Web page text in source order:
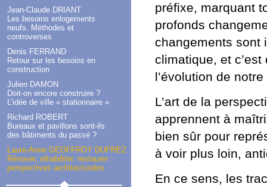
Jean-Claude DRIANT
Les besoins enlogements
neufs. Méthodes et
controverses
Denis FERRAND
Retour sur les besoins en
construction
Julien DAMON
Doit-on encore construire ?
L’idée de ville « stationnaire »
Richard ROBERT
Bureaux et pavillons sont-ils
des bâtiments du passé ?
Laure-Anne GEOFFROY DUPREZ
Rénover, réhabiliter, restaurer :
perspectives architecturales
préfixe, marquant
profonds
changements sont
climatique, et
l’évolution de
L’art de la
apprennent à
bien sûr pour
à voir plus loin,
En ce sens, les